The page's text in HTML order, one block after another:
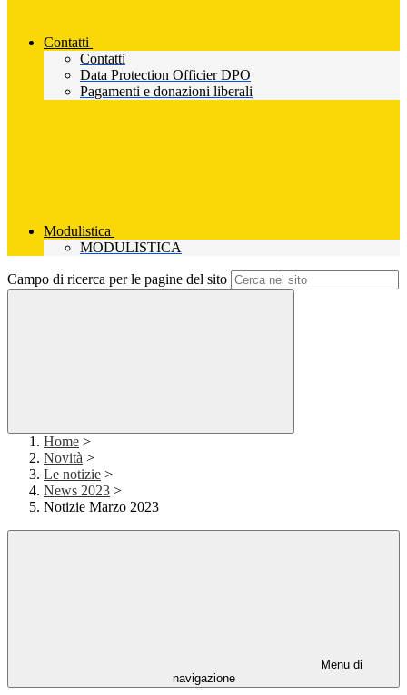
Contatti
Contatti
Data Protection Officier DPO
Pagamenti e donazioni liberali
Modulistica
MODULISTICA
Campo di ricerca per le pagine del sito
Home >
Novità >
Le notizie >
News 2023 >
Notizie Marzo 2023
Menu di
navigazione